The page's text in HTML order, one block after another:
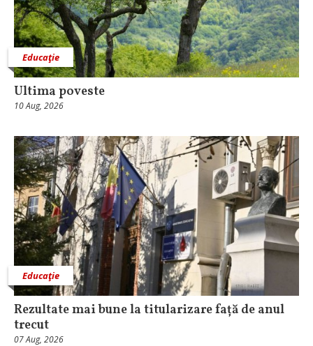
Educaţie
Ultima poveste
10 Aug, 2026
Educaţie
Rezultate mai bune la titularizare față de anul
trecut
07 Aug, 2026